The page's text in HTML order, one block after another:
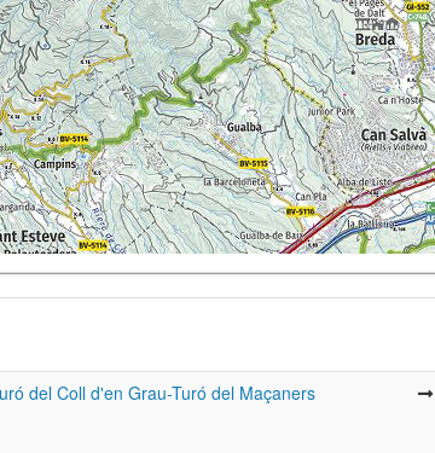
del Coll d'en Grau-Turó del Maçaners